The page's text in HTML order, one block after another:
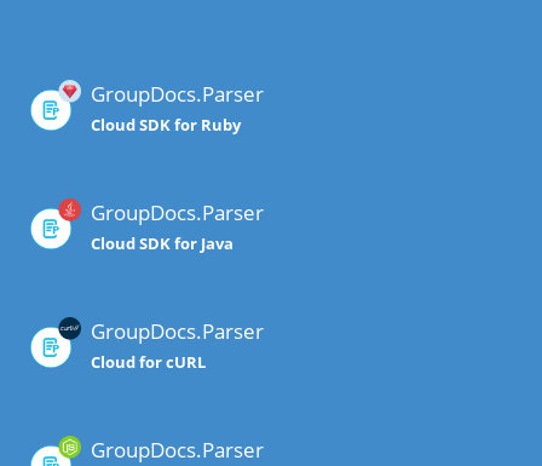
GroupDocs.Parser
Cloud SDK for Ruby
GroupDocs.Parser
Cloud SDK for Java
GroupDocs.Parser
Cloud for cURL
GroupDocs.Parser